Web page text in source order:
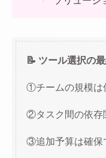
📝 ツール選択の
①チームの規模は
②タスク間の依存
③追加予算は確保